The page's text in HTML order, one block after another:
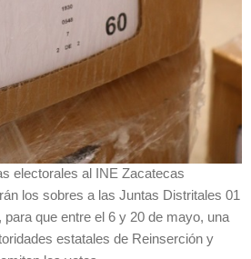
electorales al INE Zacatecas
los sobres a las Juntas Distritales 01
que entre el 6 y 20 de mayo, una
estatales de Reinserción y